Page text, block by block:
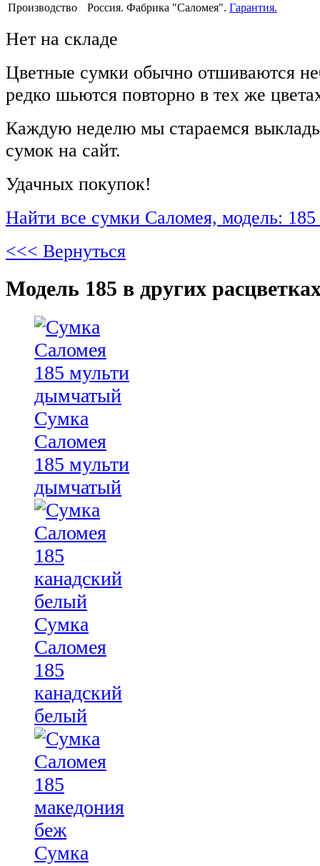
Производство
Россия. Фабрика "Саломея". Гарантия.
Нет на складе
Цветные сумки обычно отшиваются
редко шьются повторно в тех же
Каждую неделю мы стараемся
сумок на сайт.
Удачных покупок!
Найти все сумки Саломея, модель:
<<< Вернуться
Модель 185 в других
Сумка
Саломея
185 мульти
дымчатый
Сумка
Саломея
185
канадский
белый
Сумка